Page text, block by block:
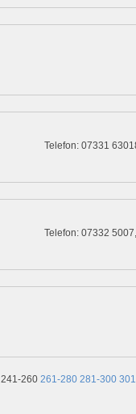
Telefon: 07331
Telefon: 07332
241-260 261-280 281-300